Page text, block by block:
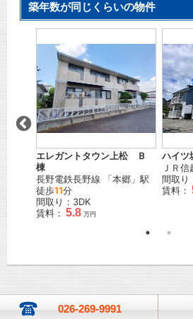
築年数が同じくらいの物件
エレガントタウン上松 Ｂ
棟
長野電鉄長野線 「本郷 」駅
徒歩11分
間取り：3DK
賃料： 5.8 万円
ハイ
ＪＲ
間取り
賃料：
026-269-9991